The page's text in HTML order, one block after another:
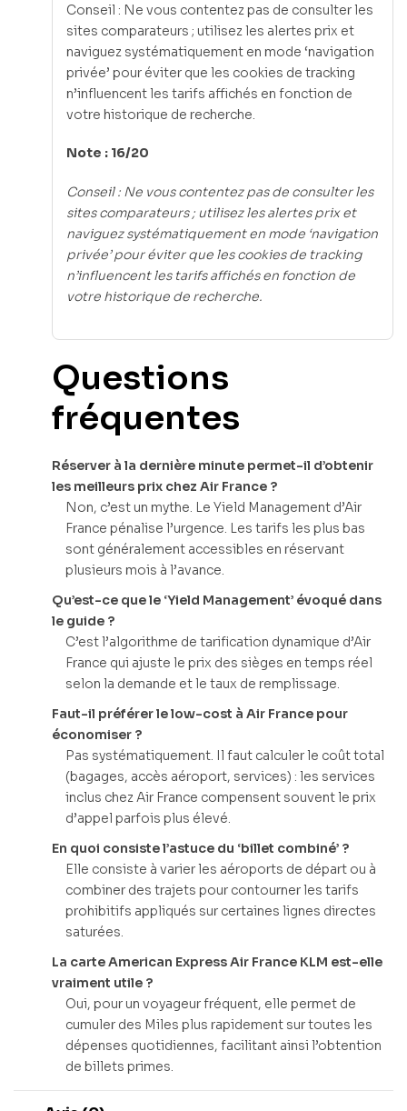
Conseil : Ne vous contentez pas de consulter les
sites comparateurs ; utilisez les alertes prix et
naviguez systématiquement en mode ‘navigation
privée’ pour éviter que les cookies de tracking
n’influencent les tarifs affichés en fonction de
votre historique de recherche.
Note : 16/20
Conseil : Ne vous contentez pas de consulter les
sites comparateurs ; utilisez les alertes prix et
naviguez systématiquement en mode ‘navigation
privée’ pour éviter que les cookies de tracking
n’influencent les tarifs affichés en fonction de
votre historique de recherche.
Questions
fréquentes
Réserver à la dernière minute permet-il d’obtenir
les meilleurs prix chez Air France ?
Non, c’est un mythe. Le Yield Management d’Air
France pénalise l’urgence. Les tarifs les plus bas
sont généralement accessibles en réservant
plusieurs mois à l’avance.
Qu’est-ce que le ‘Yield Management’ évoqué dans
le guide ?
C’est l’algorithme de tarification dynamique d’Air
France qui ajuste le prix des sièges en temps réel
selon la demande et le taux de remplissage.
Faut-il préférer le low-cost à Air France pour
économiser ?
Pas systématiquement. Il faut calculer le coût total
(bagages, accès aéroport, services) : les services
inclus chez Air France compensent souvent le prix
d’appel parfois plus élevé.
En quoi consiste l’astuce du ‘billet combiné’ ?
Elle consiste à varier les aéroports de départ ou à
combiner des trajets pour contourner les tarifs
prohibitifs appliqués sur certaines lignes directes
saturées.
La carte American Express Air France KLM est-elle
vraiment utile ?
Oui, pour un voyageur fréquent, elle permet de
cumuler des Miles plus rapidement sur toutes les
dépenses quotidiennes, facilitant ainsi l’obtention
de billets primes.